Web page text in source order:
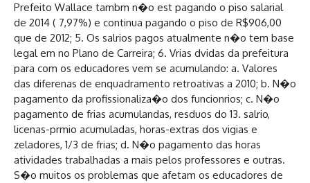
Prefeito Wallace tambm n�o est pagando o piso salarial
de 2014 ( 7,97%) e continua pagando o piso de R$906,00
que de 2012; 5. Os salrios pagos atualmente n�o tem base
legal em no Plano de Carreira; 6. Vrias dvidas da prefeitura
para com os educadores vem se acumulando: a. Valores
das diferenas de enquadramento retroativas a 2010; b. N�o
pagamento da profissionaliza�o dos funcionrios; c. N�o
pagamento de frias acumulandas, resduos do 13. salrio,
licenas-prmio acumuladas, horas-extras dos vigias e
zeladores, 1/3 de frias; d. N�o pagamento das horas
atividades trabalhadas a mais pelos professores e outras.
S�o muitos os problemas que afetam os educadores de